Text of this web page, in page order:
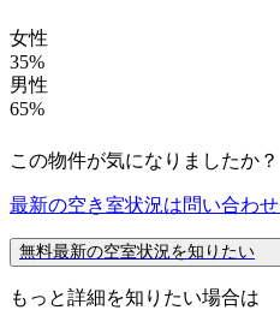
女性
35%
男性
65%
この物件が気になりましたか？
最新の空き室状況は問い合わせ
無料最新の空室状況を知りたい
もっと詳細を知りたい場合は